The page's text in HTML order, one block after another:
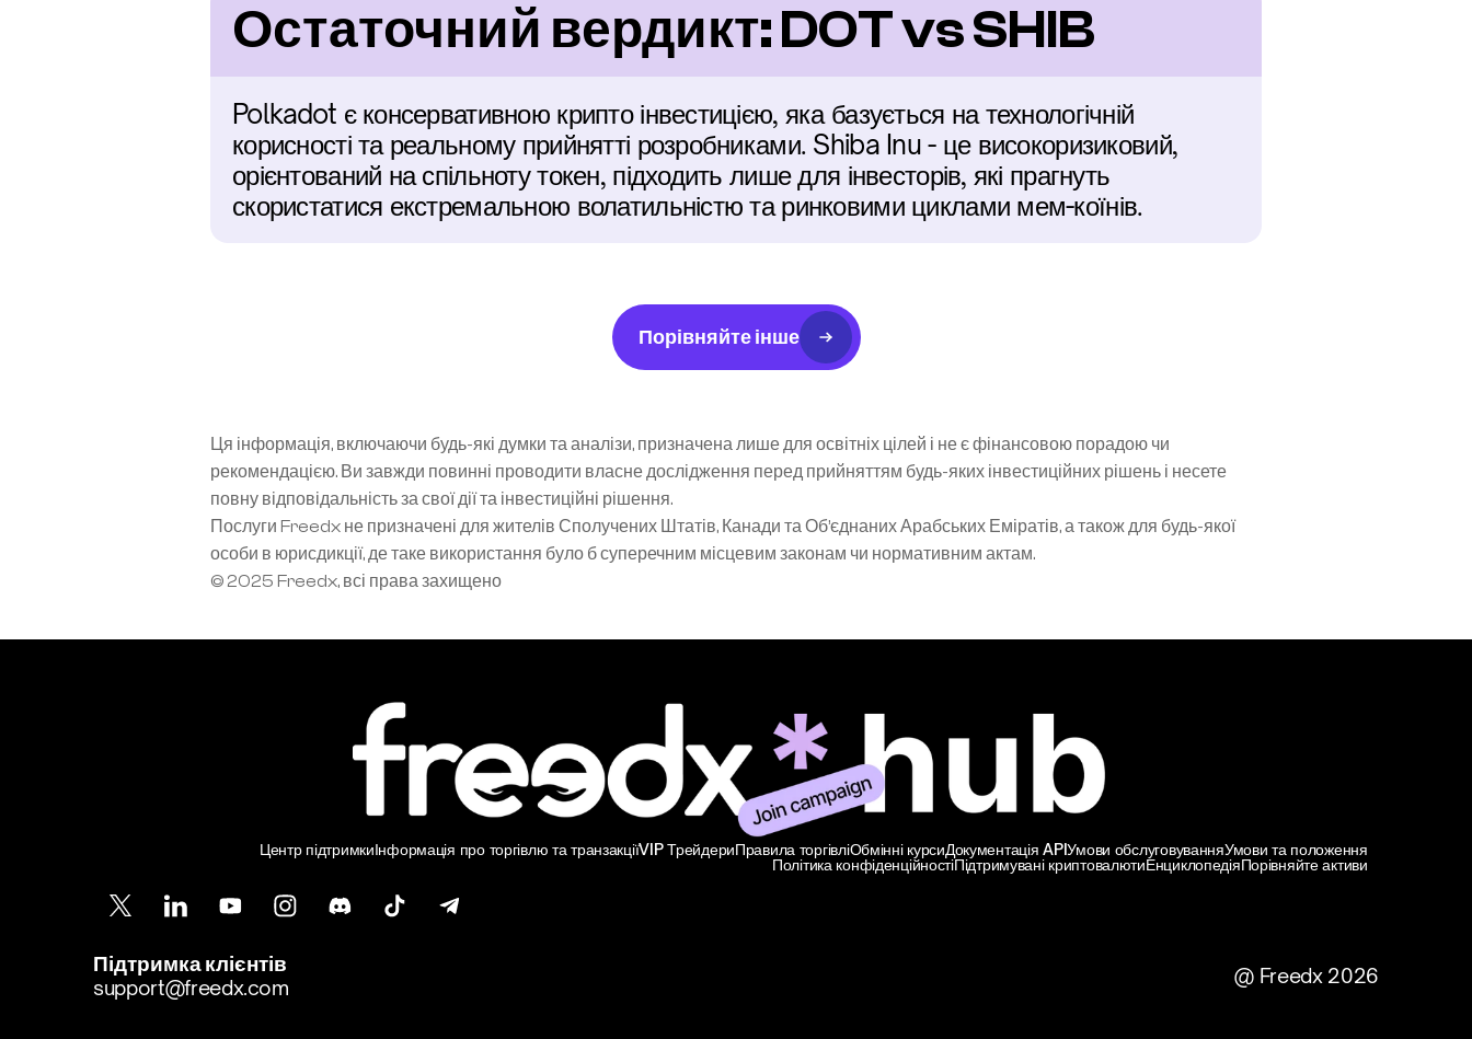
Остаточний вердикт: DOT vs SHIB
Polkadot є консервативною крипто інвестицією, яка базується на технологічній
корисності та реальному прийнятті розробниками. Shiba Inu - це високоризиковий,
орієнтований на спільноту токен, підходить лише для інвесторів, які прагнуть
скористатися екстремальною волатильністю та ринковими циклами мем-коїнів.
Порівняйте інше
Ця інформація, включаючи будь-які думки та аналізи, призначена лише для освітніх цілей і не є фінансовою порадою чи
рекомендацією. Ви завжди повинні проводити власне дослідження перед прийняттям будь-яких інвестиційних рішень і несете
повну відповідальність за свої дії та інвестиційні рішення.
Послуги Freedx не призначені для жителів Сполучених Штатів, Канади та Об’єднаних Арабських Еміратів, а також для будь-якої
особи в юрисдикції, де таке використання було б суперечним місцевим законам чи нормативним актам.
© 2025 Freedx, всі права захищено
Центр підтримкиІнформація про торгівлю та транзакціїVIP ТрейдериПравила торгівліОбмінні курсиДокументація APIУмови обслуговуванняУмови та положення
Політика конфіденційностіПідтримувані криптовалютиЕнциклопедіяПорівняйте активи
Підтримка клієнтів
support@freedx.com
@ Freedx 2026